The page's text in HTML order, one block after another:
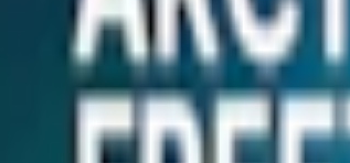
ICE
från Nordic BrandBase A/S.